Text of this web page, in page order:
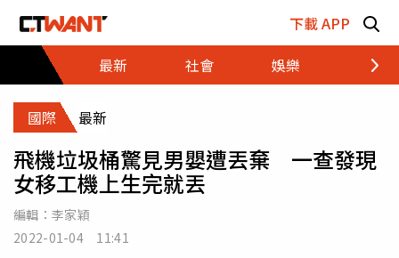
下載 APP
最新
社會 娛樂 財經
國際 最新
飛機垃圾桶驚見男嬰遭丟棄 一查發現
女移工機上生完就丟
編輯： 李家穎
2022-01-04 11:41